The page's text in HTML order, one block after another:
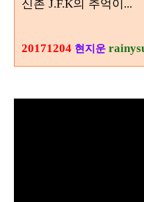
신촌 J.F.K의 추억이 ...
20171204 현지운